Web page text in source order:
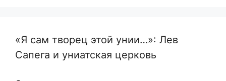
«Я сам творец этой унии…»: Лев
Сапега и униатская церковь